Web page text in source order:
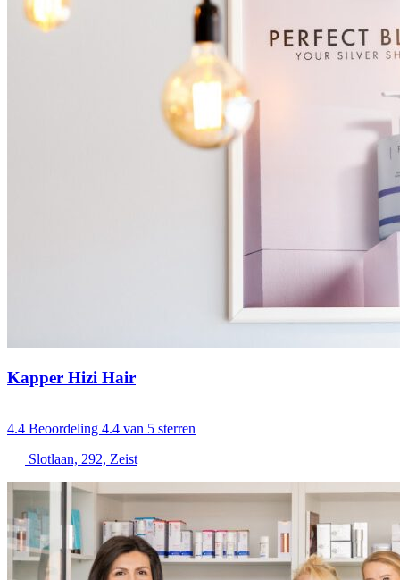
Kapper Hizi Hair
4.4 Beoordeling 4.4 van 5 sterren
Slotlaan, 292, Zeist